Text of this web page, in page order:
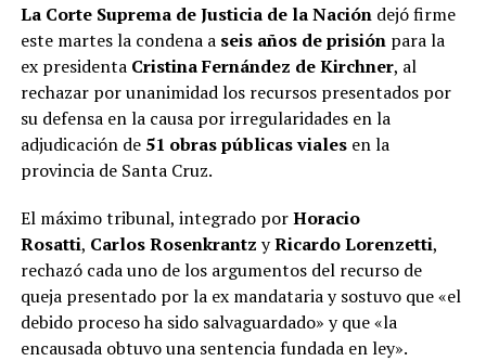
La Corte Suprema de Justicia de la Nacióndejó firme
este martes la condena a seis años de prisiónpara la
ex presidenta Cristina Fernández de Kirchner, al
rechazar por unanimidad los recursos presentados por
su defensa en la causa por irregularidades en la
adjudicación de 51 obras públicas vialesen la
provincia de Santa Cruz.
El máximo tribunal, integrado porHoracio
Rosatti, Carlos Rosenkrantz yRicardo Lorenzetti,
rechazó cada uno de los argumentos del recurso de
queja presentado por la ex mandataria y sostuvo que «el
debido proceso ha sido salvaguardado» y que «la
encausada obtuvo una sentencia fundada en ley».